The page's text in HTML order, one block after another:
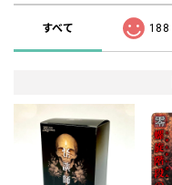
すべて 188